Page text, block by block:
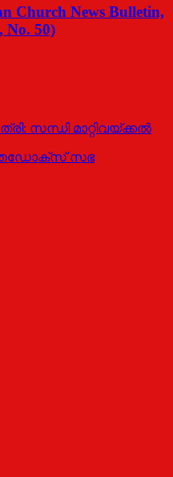
Church News Bulletin,
No. 50)
സന്ധി മാറ്റിവയ്ക്കല്‍
സഭ